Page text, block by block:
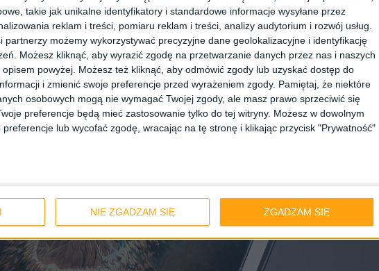
takie jak unikalne identyfikatory i standardowe informacje wysyłane przez
reklam i treści, pomiaru reklam i treści, analizy audytorium i rozwój usług.
partnerzy możemy wykorzystywać precyzyjne dane geolokalizacyjne i identyfikację
Możesz kliknąć, aby wyrazić zgodę na przetwarzanie danych przez nas i naszych
powyżej. Możesz też kliknąć, aby odmówić zgody lub uzyskać dostęp do
i zmienić swoje preferencje przed wyrażeniem zgody. Pamiętaj, że niektóre
osobowych mogą nie wymagać Twojej zgody, ale masz prawo sprzeciwić się
preferencje będą mieć zastosowanie tylko do tej witryny. Możesz w dowolnym
lub wycofać zgodę, wracając na tę stronę i klikając przycisk "Prywatność"
NIE ZGADZAM SIĘ ZGADZAM SIĘ